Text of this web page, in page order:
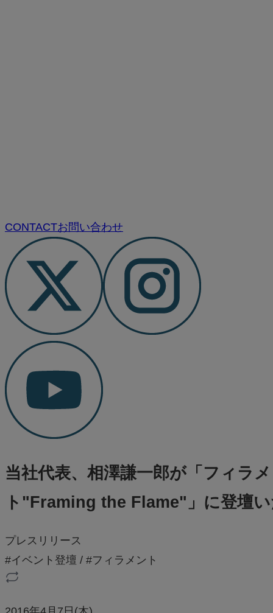
CONTACTお問い合わせ
当社代表、相澤謙一郎が「フィラ
ト"Framing the Flame"」に登壇
プレスリリース
#イベント登壇 / #フィラメント